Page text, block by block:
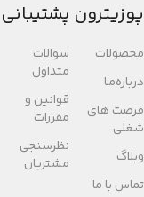
پوزیترون
محصولات
درباره‌مـا
فرصت های
شغلی
وبلاگ
تماس با ما
پشتیبانی
سوالات
متداول
قوانین و
مقررات
نظرسنجی
مشتریان